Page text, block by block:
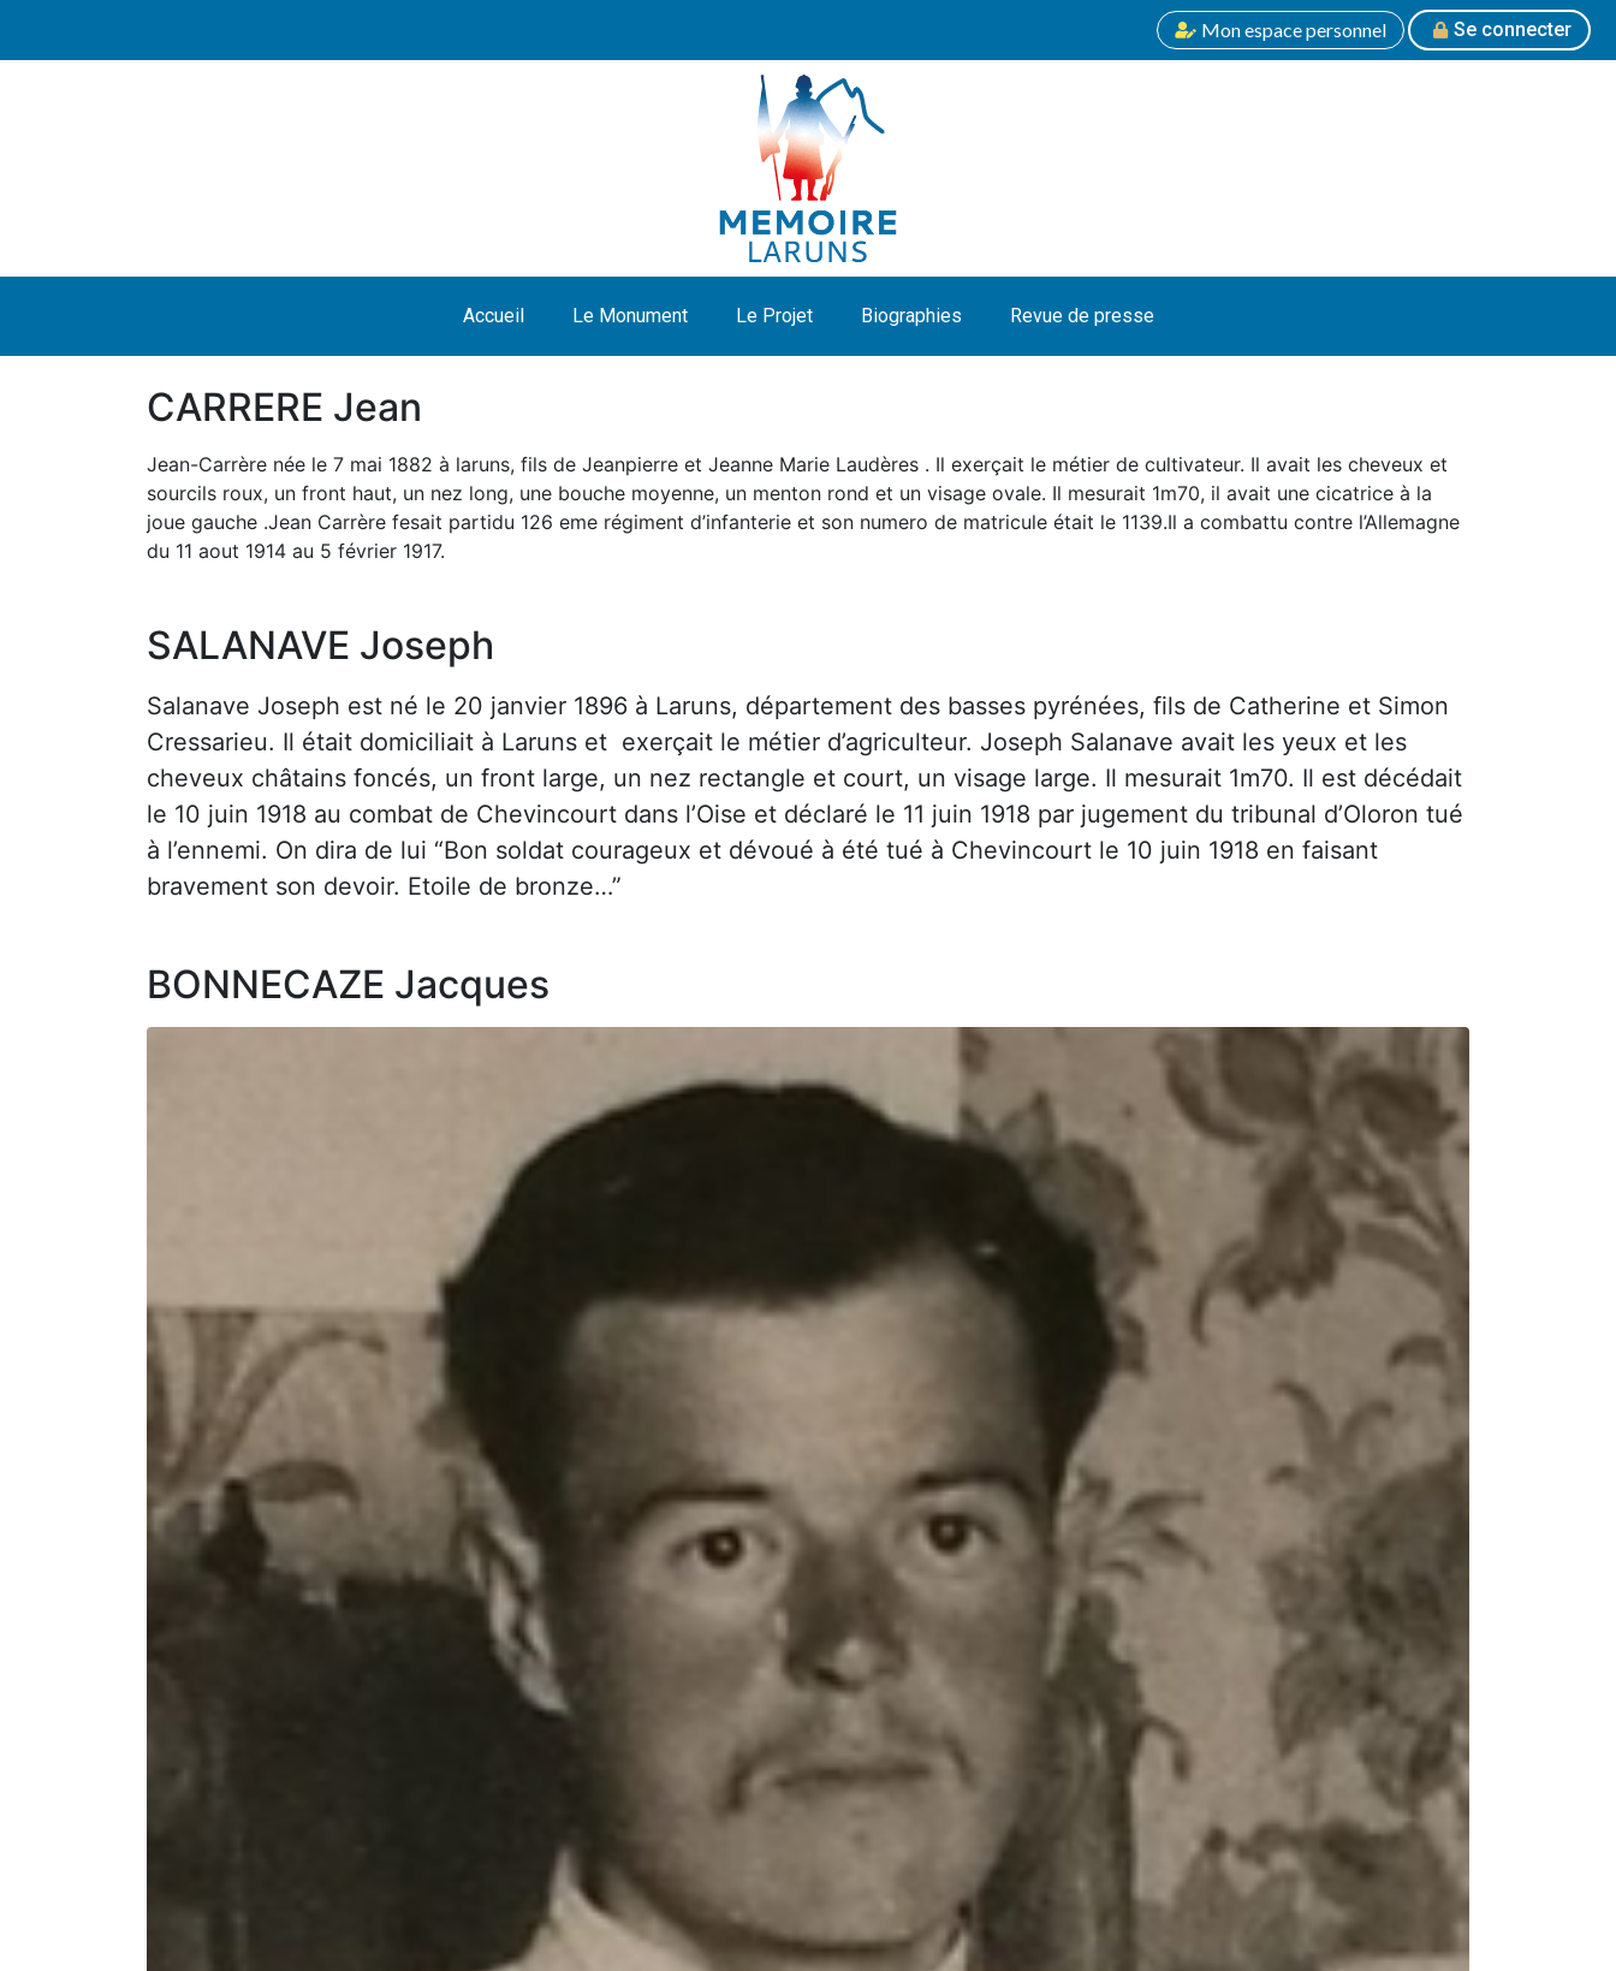
Mon espace personnel Se connecter
Accueil Le Monument Le Projet Biographies Revue de presse
CARRERE Jean
Jean-Carrère née le 7 mai 1882 à laruns, fils de Jeanpierre et Jeanne Marie Laudères . Il exerçait le métier de cultivateur. Il avait les cheveux et
sourcils roux, un front haut, un nez long, une bouche moyenne, un menton rond et un visage ovale. Il mesurait 1m70, il avait une cicatrice à la
joue gauche .Jean Carrère fesait partidu 126 eme régiment d’infanterie et son numero de matricule était le 1139.Il a combattu contre l’Allemagne
du 11 aout 1914 au 5 février 1917.
SALANAVE Joseph
Salanave Joseph est né le 20 janvier 1896 à Laruns, département des basses pyrénées, fils de Catherine et Simon
Cressarieu. Il était domiciliait à Laruns et exerçait le métier d’agriculteur. Joseph Salanave avait les yeux et les
cheveux châtains foncés, un front large, un nez rectangle et court, un visage large. Il mesurait 1m70. Il est décédait
le 10 juin 1918 au combat de Chevincourt dans l’Oise et déclaré le 11 juin 1918 par jugement du tribunal d’Oloron tué
à l’ennemi. On dira de lui “Bon soldat courageux et dévoué à été tué à Chevincourt le 10 juin 1918 en faisant
bravement son devoir. Etoile de bronze…”
BONNECAZE Jacques